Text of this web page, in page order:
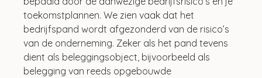
toekomstplannen. We zien vaak dat het
bedrijfspand wordt afgezonderd van de risico’s
van de onderneming. Zeker als het pand tevens
dient als beleggingsobject, bijvoorbeeld als
belegging van reeds opgebouwde